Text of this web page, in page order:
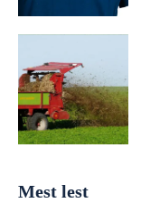
Mest lest